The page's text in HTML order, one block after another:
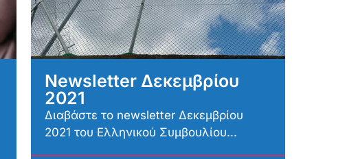
Newsletter Δεκεμβρίου
2021
Διαβάστε το newsletter Δεκεμβρίου
2021 του Ελληνικού Συμβουλίου...